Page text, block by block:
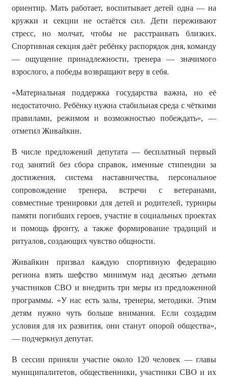
ориентир. Мать работает, воспитывает детей одна — на
кружки и секции не остаётся сил. Дети переживают
стресс, но молчат, чтобы не расстраивать близких.
Спортивная секция даёт ребёнку распорядок дня, команду
— ощущение принадлежности, тренера — значимого
взрослого, а победы возвращают веру в себя.
«Материальная поддержка государства важна, но её
недостаточно. Ребёнку нужна стабильная среда с чёткими
правилами, режимом и возможностью побеждать», —
отметил Живайкин.
В числе предложений депутата — бесплатный первый
год занятий без сбора справок, именные стипендии за
достижения, система наставничества, персональное
сопровождение тренера, встречи с ветеранами,
совместные тренировки для детей и родителей, турниры
памяти погибших героев, участие в социальных проектах
и помощь фронту, а также формирование традиций и
ритуалов, создающих чувство общности.
Живайкин призвал каждую спортивную федерацию
региона взять шефство минимум над десятью детьми
участников СВО и внедрить три меры из предложенной
программы. «У нас есть залы, тренеры, методики. Этим
детям нужно чуть больше внимания. Если создадим
условия для их развития, они станут опорой общества»,
— подчеркнул депутат.
В сессии приняли участие около 120 человек — главы
муниципалитетов, общественники, участники СВО и их